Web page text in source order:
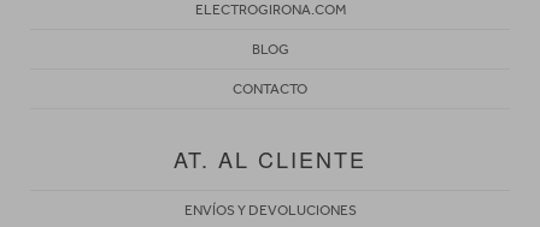
ELECTROGIRONA.COM
BLOG
CONTACTO
AT. AL CLIENTE
ENVÍOS Y DEVOLUCIONES